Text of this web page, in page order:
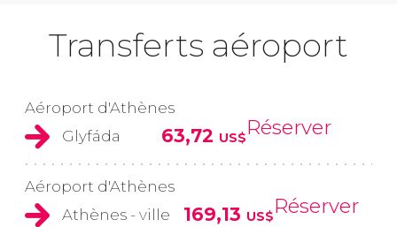
Transferts aéroport
Aéroport d'Athènes
Glyfáda
63,72 US$Réserver
Aéroport d'Athènes
Athènes - ville
169,13 US$Réserver